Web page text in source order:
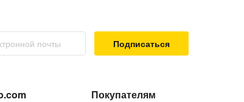
Подписаться
Покупателям